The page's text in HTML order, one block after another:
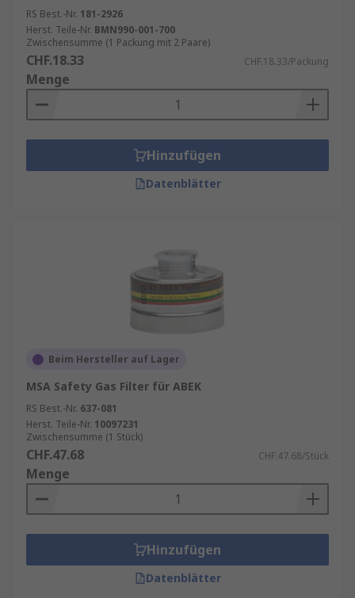
RS Best.-Nr. 181-2926
Herst. Teile-Nr. BMN990-001-700
Zwischensumme (1 Packung mit 2 Paare)
CHF.18.33 CHF.18.33/Packung
Menge
Hinzufügen
Datenblätter
Beim Hersteller auf Lager
MSA Safety Gas Filter für ABEK
RS Best.-Nr. 637-081
Herst. Teile-Nr. 10097231
Zwischensumme (1 Stück)
CHF.47.68 CHF.47.68/Stück
Menge
Hinzufügen
Datenblätter